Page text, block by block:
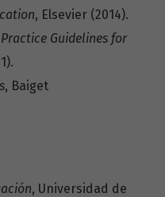
, Elsevier (2014).
Guidelines for
, Baiget
, Universidad de